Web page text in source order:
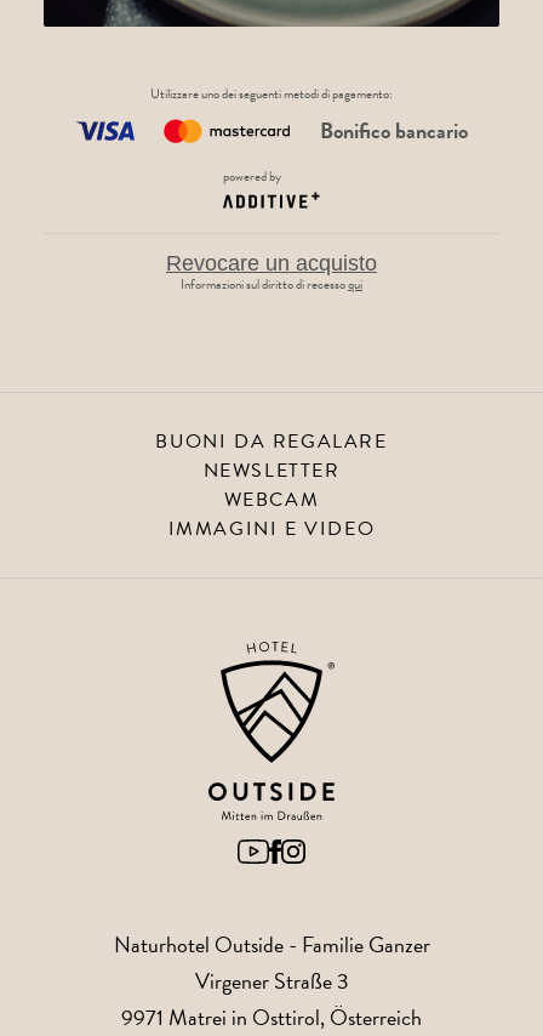
Utilizzare uno dei seguenti metodi di pagamento:
Bonifico bancario
powered by
Revocare un acquisto
Informazioni sul diritto di recessoqui
BUONI DA REGALARE
NEWSLETTER
WEBCAM
IMMAGINI E VIDEO
Naturhotel Outside- Familie Ganzer
Virgener Straße 3
9971 Matrei in Osttirol, Österreich